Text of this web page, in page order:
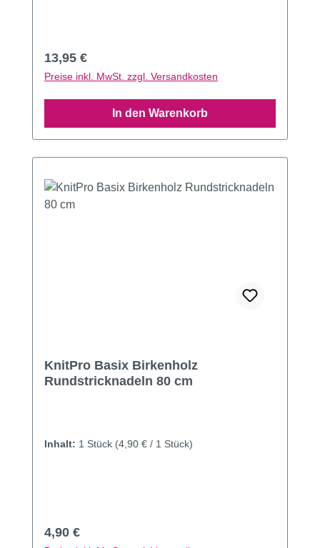
Regulärer Preis:
13,95 €
Preise inkl. MwSt. zzgl. Versandkosten
In den Warenkorb
KnitPro Basix Birkenholz
Rundstricknadeln 80 cm
Inhalt: 1 Stück (4,90 € / 1 Stück)
Regulärer Preis:
4,90 €